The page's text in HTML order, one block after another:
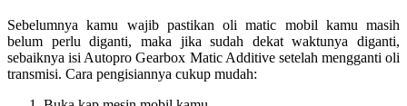
Sebelumnya kamu wajib pastikan oli matic mobil kamu masih
belum perlu diganti, maka jika sudah dekat waktunya diganti,
sebaiknya isi Autopro Gearbox Matic Additive setelah mengganti oli
transmisi. Cara pengisiannya cukup mudah: